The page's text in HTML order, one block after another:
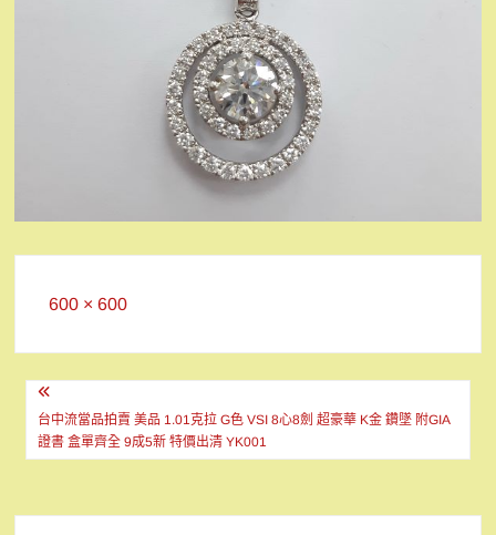
Full
600 × 600
文
章
導
覽
台中流當品拍賣 美品 1.01克拉 G色 VSI 8心8劍 超豪華 K金 鑽墜 附GIA
證書 盒單齊全 9成5新 特價出清 YK001